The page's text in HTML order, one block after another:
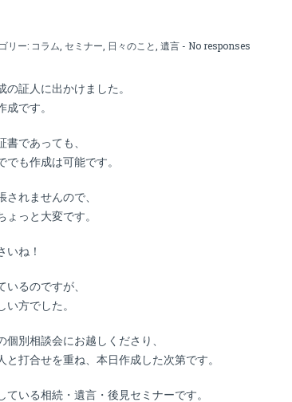
リー: コラム セミナー 日々のこと 遺言 - No responses
証人に出かけました。
です。
であっても、
も作成は可能です。
れませんので、
っと大変です。
いね！
るのですが、
方でした。
別相談会にお越しくださり、
打合せを重ね、本日作成した次第です。
いる相続・遺言・後見セミナーです。